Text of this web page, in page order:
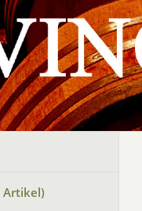
Artikel)